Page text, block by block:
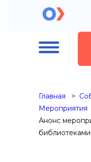
Главная
Мероприятия
Анонс